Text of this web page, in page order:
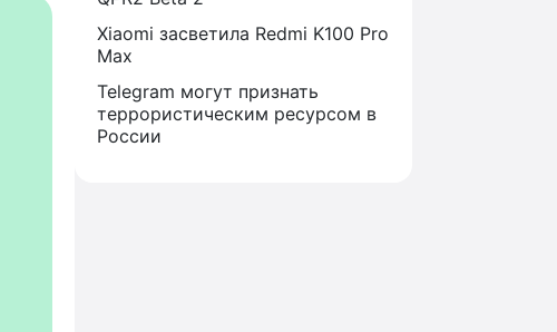
Xiaomi засветила Redmi K100 Pro
Max
Telegram могут признать
террористическим ресурсом в
России